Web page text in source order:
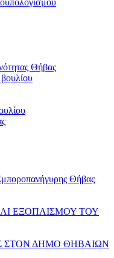
Θήβας
Θήβας
ΕΞΟΠΛΙΣΜΟΥ ΤΟΥ
ΣΤΟΝ ΔΗΜΟ ΘΗΒΑΙΩΝ